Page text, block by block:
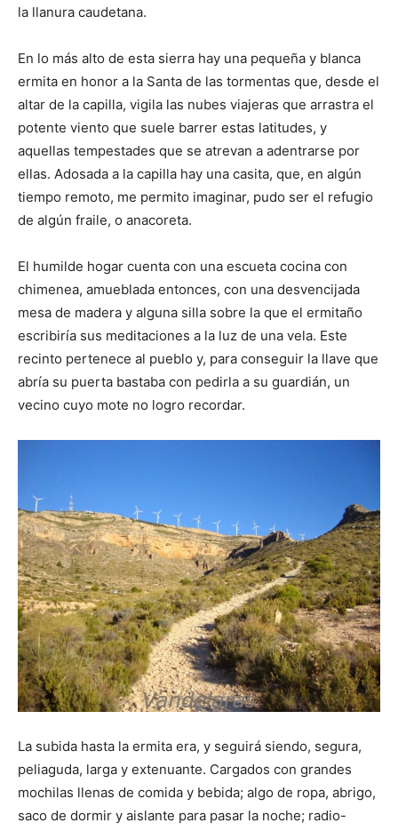
la llanura caudetana.
En lo más alto de esta sierra hay una pequeña y blanca
ermita en honor a la Santa de las tormentas que, desde el
altar de la capilla, vigila las nubes viajeras que arrastra el
potente viento que suele barrer estas latitudes, y
aquellas tempestades que se atrevan a adentrarse por
ellas. Adosada a la capilla hay una casita, que, en algún
tiempo remoto, me permito imaginar, pudo ser el refugio
de algún fraile, o anacoreta.
El humilde hogar cuenta con una escueta cocina con
chimenea, amueblada entonces, con una desvencijada
mesa de madera y alguna silla sobre la que el ermitaño
escribiría sus meditaciones a la luz de una vela. Este
recinto pertenece al pueblo y, para conseguir la llave que
abría su puerta bastaba con pedirla a su guardián, un
vecino cuyo mote no logro recordar.
La subida hasta la ermita era, y seguirá siendo, segura,
peliaguda, larga y extenuante. Cargados con grandes
mochilas llenas de comida y bebida; algo de ropa, abrigo,
saco de dormir y aislante para pasar la noche; radio-